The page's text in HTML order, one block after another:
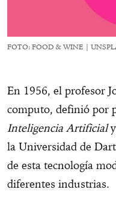
FOTO: FOOD & WINE |
En 1956, el profesor
computo, definió por
Inteligencia Artificial
la Universidad de
de esta tecnología
diferentes industrias.